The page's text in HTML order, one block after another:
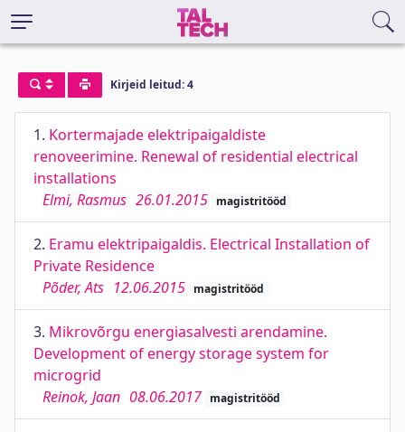
Kirjeid leitud: 4
1. Kortermajade elektripaigaldiste
renoveerimine. Renewal of residential electrical
installations
Elmi, Rasmus 26.01.2015 magistritööd
2. Eramu elektripaigaldis. Electrical Installation of
Private Residence
Põder, Ats 12.06.2015 magistritööd
3. Mikrovõrgu energiasalvesti arendamine.
Development of energy storage system for
microgrid
Reinok, Jaan 08.06.2017 magistritööd